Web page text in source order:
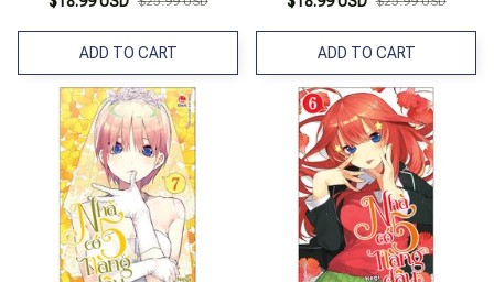
ADD TO CART ADD TO CART